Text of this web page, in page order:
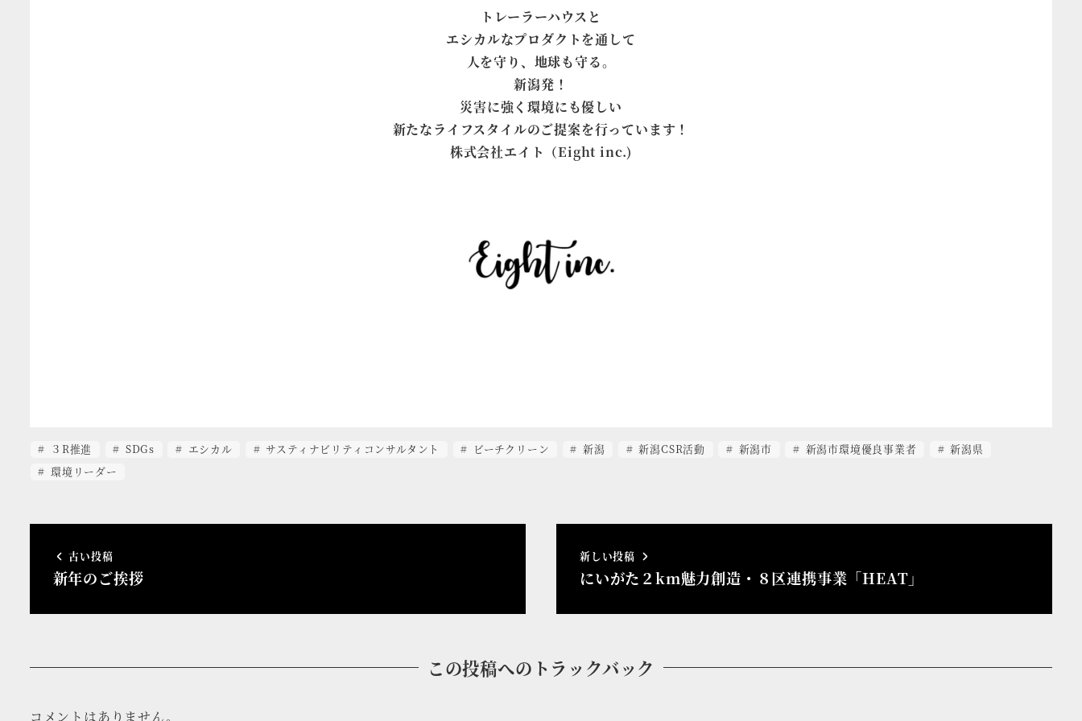
トレーラーハウスと
エシカルなプロダクトを通して
人を守り、地球も守る。
新潟発！
災害に強く環境にも優しい
新たなライフスタイルのご提案を行っています！
株式会社エイト（Eight inc.)
３R推進 SDGs エシカル サスティナビリティコンサルタント ビーチクリーン 新潟 新潟CSR活動 新潟市 新潟市環境優良事業者
新潟県
環境リーダー
古い投稿
新年のご挨拶
新しい投稿
にいがた２km魅力創造・８区連携事業「HEAT」
この投稿へのトラックバック
コメントはありません。